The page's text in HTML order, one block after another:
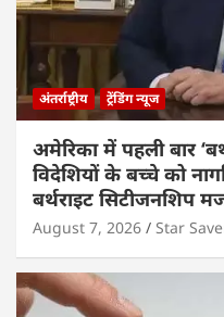
अंतर्राष्ट्रीय ट्रेंडिंग न्यूज
अमेरिका में पहली बार
विदेशियों के बच्चे को
बर्थराइट सिटीजनशिप
August 7, 2026 Star